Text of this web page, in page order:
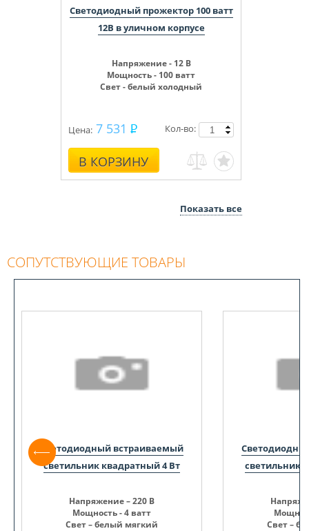
Светодиодный прожектор 100 ватт
12В в уличном корпусе
Напряжение - 12 В
Мощность - 100 ватт
Свет - белый холодный
Цена: 7 531
В КОРЗИНУ
Кол-во:
Показать все
СОПУТСТВУЮЩИЕ ТОВАРЫ
Светодиодный встраиваемый
светильник круглый 9 Вт
Напряжение – 220 В
Мощность - 9 ватт
Свет – белый мягкий
Свет –